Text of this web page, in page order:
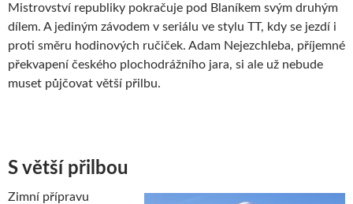
Mistrovství republiky pokračuje pod Blaníkem svým druhým
dílem. A jediným závodem v seriálu ve stylu TT, kdy se jezdí i
proti směru hodinových ručiček. Adam Nejezchleba, příjemné
překvapení českého plochodrážního jara, si ale už nebude
muset půjčovat větší přilbu.
S větší přilbou
Zimní přípravu